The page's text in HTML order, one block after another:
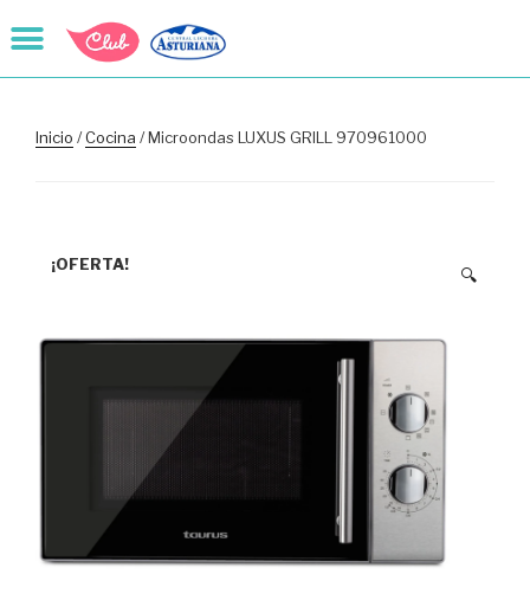
Inicio /Cocina / Microondas LUXUS GRILL 970961000
¡OFERTA!
🔍